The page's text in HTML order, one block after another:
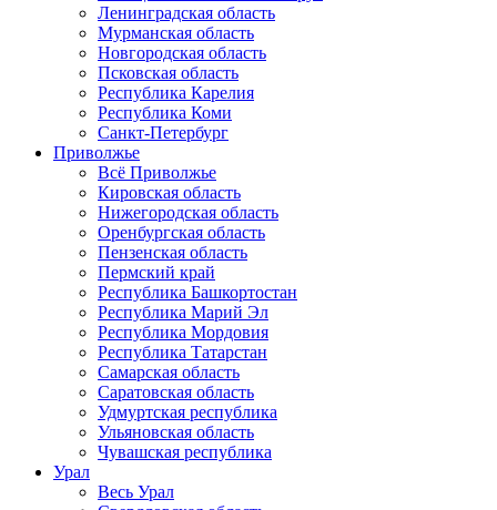
Ленинградская область
Мурманская область
Новгородская область
Псковская область
Республика Карелия
Республика Коми
Санкт-Петербург
Приволжье
Всё Приволжье
Кировская область
Нижегородская область
Оренбургская область
Пензенская область
Пермский край
Республика Башкортостан
Республика Марий Эл
Республика Мордовия
Республика Татарстан
Самарская область
Саратовская область
Удмуртская республика
Ульяновская область
Чувашская республика
Урал
Весь Урал